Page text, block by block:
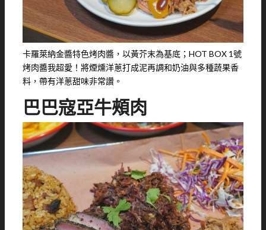
卡羅萊納金醬特色烤肉醬，以黃芥末為基底；HOT BOX 1號
烤肉醬我超愛！將煙燻洋蔥打成泥再調和奶油與多種蔬果香
料，帶有洋蔥甜味非常讚。
巴巴寇亞牛頰肉